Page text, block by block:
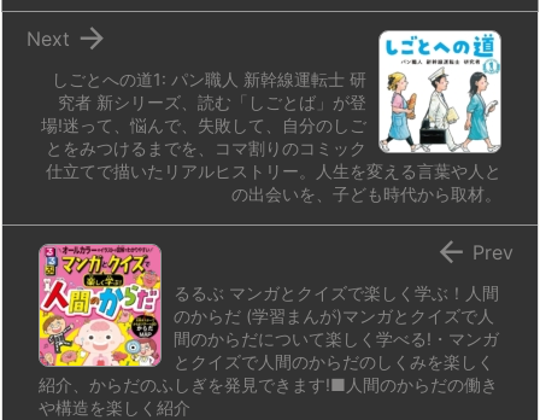
しごとへの道1: パン職人 新幹線運転士 研
究者 新シリーズ、読む「しごとば」が登
場!迷って、悩んで、失敗して、自分のしご
とをみつけるまでを、コマ割りのコミック
仕立てで描いたリアルヒストリー。人生を変える言葉や人と
の出会いを、子ども時代から取材。

Next
るるぶ マンガとクイズで楽しく学ぶ！人間
のからだ (学習まんが)マンガとクイズで人
間のからだについて楽しく学べる!・マンガ
とクイズで人間のからだのしくみを楽しく
紹介、からだのふしぎを発見できます!■人間のからだの働き
や構造を楽しく紹介
 Prev